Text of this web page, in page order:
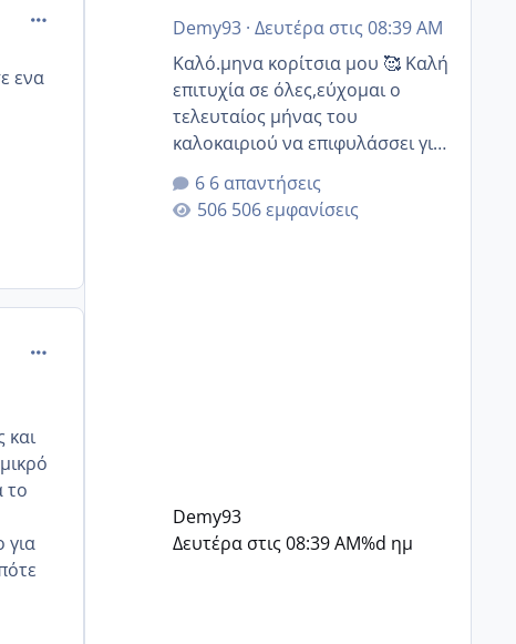
comment_507772
ενα
comment_508716
και
το
για
Demy93· Δευτέρα στις 08:39 AM
Καλό.μηνα κορίτσια μου 🥰 Καλή
επιτυχία σε όλες,εύχομαι ο
τελευταίος μήνας του
καλοκαιριού να επιφυλάσσει για
όλες σας την πιο όμορφη
έκπληξη 🧿 @Elk @Melikara86
@Παρασκευαιδου @Zenia z
6 απαντήσεις
506 εμφανίσεις
Demy93
Δευτέρα στις 08:39 AM%d ημ